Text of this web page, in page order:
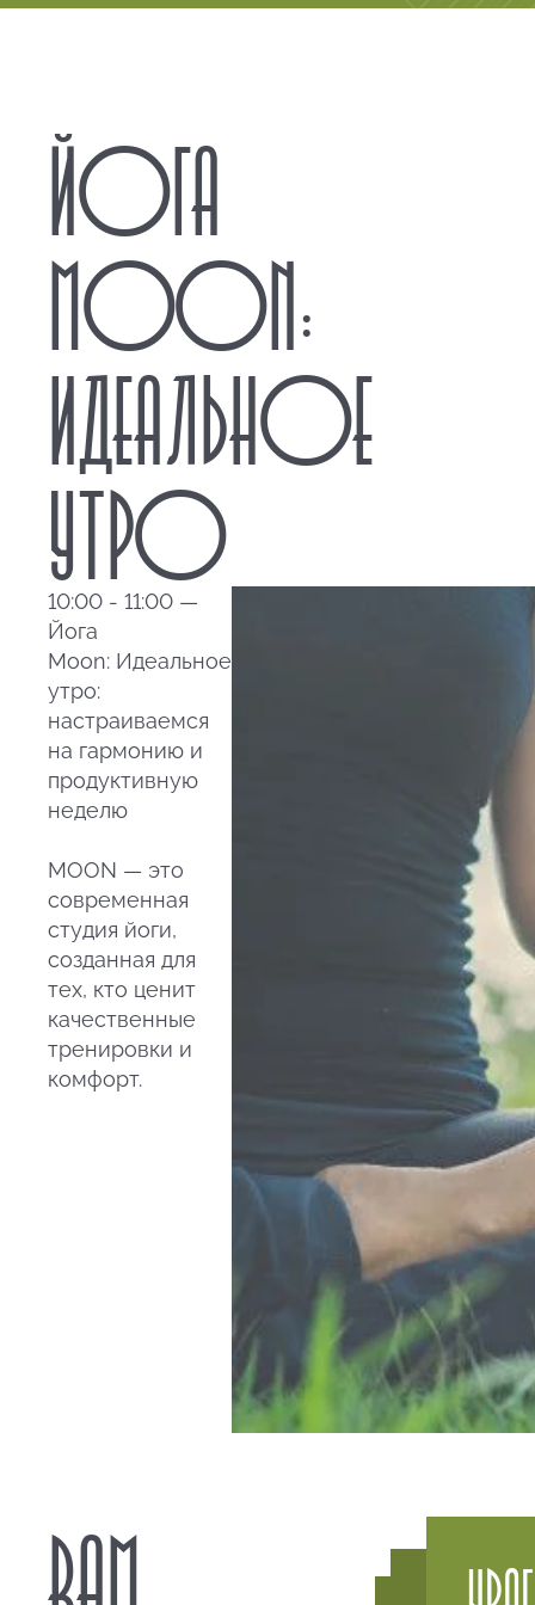
ЙОГА
MOON:
ИДЕАЛЬНОЕ
УТРО
10:00 - 11:00 —
Йога
Moon: Идеальное
утро:
настраиваемся
на гармонию и
продуктивную
неделю
MOON — это
современная
студия йоги,
созданная для
тех, кто ценит
качественные
тренировки и
комфорт.
ВАМ